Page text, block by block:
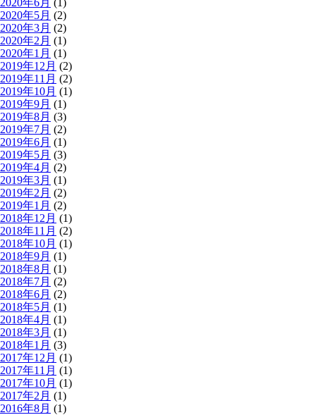
2020年6月 (1)
2020年5月 (2)
2020年3月 (2)
2020年2月 (1)
2020年1月 (1)
2019年12月 (2)
2019年11月 (2)
2019年10月 (1)
2019年9月 (1)
2019年8月 (3)
2019年7月 (2)
2019年6月 (1)
2019年5月 (3)
2019年4月 (2)
2019年3月 (1)
2019年2月 (2)
2019年1月 (2)
2018年12月 (1)
2018年11月 (2)
2018年10月 (1)
2018年9月 (1)
2018年8月 (1)
2018年7月 (2)
2018年6月 (2)
2018年5月 (1)
2018年4月 (1)
2018年3月 (1)
2018年1月 (3)
2017年12月 (1)
2017年11月 (1)
2017年10月 (1)
2017年2月 (1)
2016年8月 (1)